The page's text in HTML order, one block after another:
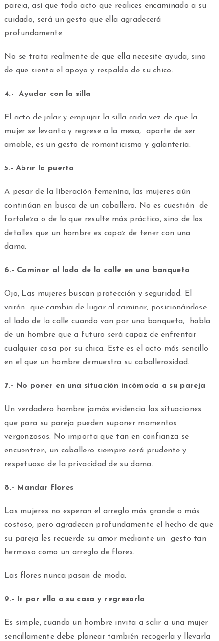
pareja, así que todo acto que realices encaminado a su
cuidado, será un gesto que ella agradecerá
profundamente.
No se trata realmente de que ella necesite ayuda, sino
de que sienta el apoyo y respaldo de su chico.
4.- Ayudar con la silla
El acto de jalar y empujar la silla cada vez de que la
mujer se levanta y regrese a la mesa, aparte de ser
amable, es un gesto de romanticismo y galantería.
5.- Abrir la puerta
A pesar de la liberación femenina, las mujeres aún
continúan en busca de un caballero. No es cuestión de
fortaleza o de lo que resulte más práctico, sino de los
detalles que un hombre es capaz de tener con una
dama.
6.- Caminar al lado de la calle en una banqueta
Ojo, Las mujeres buscan protección y seguridad. El
varón que cambia de lugar al caminar, posicionándose
al lado de la calle cuando van por una banqueta, habla
de un hombre que a futuro será capaz de enfrentar
cualquier cosa por su chica. Este es el acto más sencillo
en el que un hombre demuestra su caballerosidad.
7.- No poner en una situación incómoda a su pareja
Un verdadero hombre jamás evidencia las situaciones
que para su pareja pueden suponer momentos
vergonzosos. No importa que tan en confianza se
encuentren, un caballero siempre será prudente y
respetuoso de la privacidad de su dama.
8.- Mandar flores
Las mujeres no esperan el arreglo más grande o más
costoso, pero agradecen profundamente el hecho de que
su pareja les recuerde su amor mediante un gesto tan
hermoso como un arreglo de flores.
Las flores nunca pasan de moda.
9.- Ir por ella a su casa y regresarla
Es simple, cuando un hombre invita a salir a una mujer
sencillamente debe planear también recogerla y llevarla